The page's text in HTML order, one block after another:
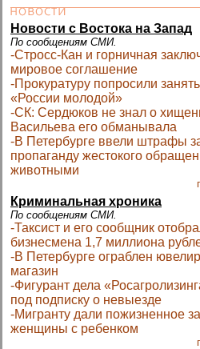
Новости с Востока на Запад
По сообщениям СМИ.
-Стросс-Кан и горничная
мировое соглашение
-Прокуратуру попросили
«России молодой»
-СК: Сердюков не знал о
Васильева его обманывала
-В Петербурге ввели штрафы
пропаганду жестокого
животными
Криминальная хроника
По сообщениям СМИ.
-Таксист и его сообщник
бизнесмена 1,7 миллиона
-В Петербурге ограблен
магазин
-Фигурант дела
под подписку о невыезде
-Мигранту дали пожизненное
женщины с ребенком